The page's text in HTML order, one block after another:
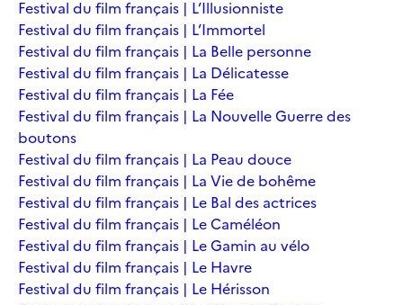
Festival du film français | L’Illusionniste
Festival du film français | L’Immortel
Festival du film français | La Belle personne
Festival du film français | La Délicatesse
Festival du film français | La Fée
Festival du film français | La Nouvelle Guerre des
boutons
Festival du film français | La Peau douce
Festival du film français | La Vie de bohême
Festival du film français | Le Bal des actrices
Festival du film français | Le Caméléon
Festival du film français | Le Gamin au vélo
Festival du film français | Le Havre
Festival du film français | Le Hérisson